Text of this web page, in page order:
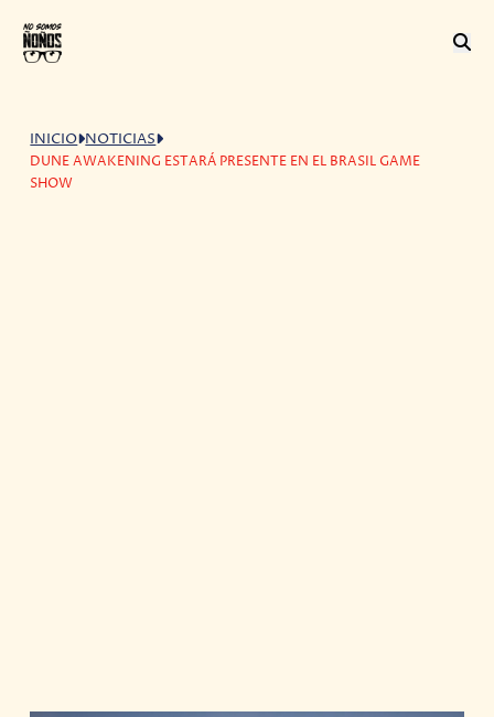
INICIO NOTICIAS
DUNE AWAKENING ESTARÁ PRESENTE EN EL BRASIL GAME
SHOW